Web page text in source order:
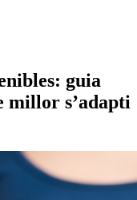
guia
millor s’adapti